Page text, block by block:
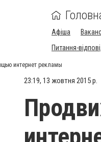
Афіша
Питання-
интернет рекламы
23:19, 13 жовтня 2015 р.